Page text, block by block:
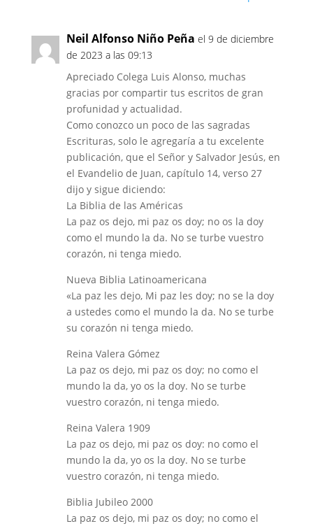
Neil Alfonso Niño Peña el 9 de diciembre
de 2023 a las 09:13
Apreciado Colega Luis Alonso, muchas
gracias por compartir tus escritos de gran
profunidad y actualidad.
Como conozco un poco de las sagradas
Escrituras, solo le agregaría a tu excelente
publicación, que el Señor y Salvador Jesús, en
el Evandelio de Juan, capítulo 14, verso 27
dijo y sigue diciendo:
La Biblia de las Américas
La paz os dejo, mi paz os doy; no os la doy
como el mundo la da. No se turbe vuestro
corazón, ni tenga miedo.
Nueva Biblia Latinoamericana
«La paz les dejo, Mi paz les doy; no se la doy
a ustedes como el mundo la da. No se turbe
su corazón ni tenga miedo.
Reina Valera Gómez
La paz os dejo, mi paz os doy; no como el
mundo la da, yo os la doy. No se turbe
vuestro corazón, ni tenga miedo.
Reina Valera 1909
La paz os dejo, mi paz os doy: no como el
mundo la da, yo os la doy. No se turbe
vuestro corazón, ni tenga miedo.
Biblia Jubileo 2000
La paz os dejo, mi paz os doy; no como el